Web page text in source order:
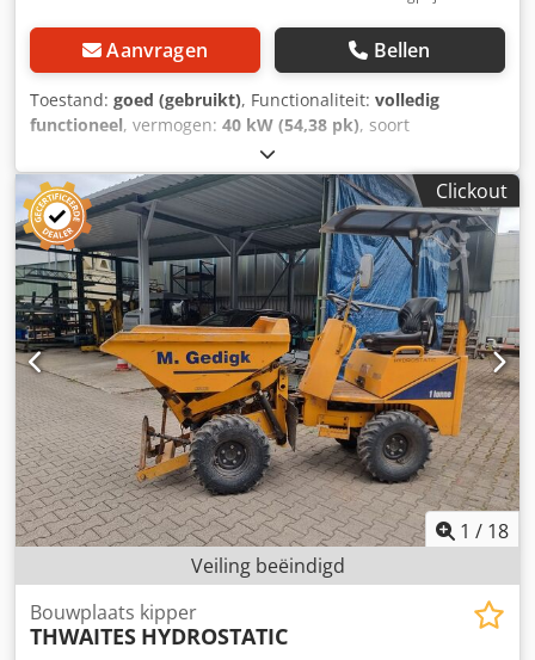
Aanvragen Bellen
Toestand: goed (gebruikt), Functionaliteit: volledig
functioneel, vermogen: 40 kW (54,38 pk), soort
, leeggewicht:
bandenconditie:90 %, bedrijfsturen:2.900 h, Uitrusting:
vierwielaandrijving, Thwaites Dumper 3,5 Bouwjaar 2012
Ca. 2.900 bedrijfsuren Goede banden Straatgoedkeuring
Oostenrijk Draaibare bak Goed onderhouden machine!
Dcjdpeydux Uefx Al Njk Zeer goede staat! Levering mogelijk
Clickout
1 / 18
Veiling beëindigd
Bouwplaats kipper
THWAITES HYDROSTATIC